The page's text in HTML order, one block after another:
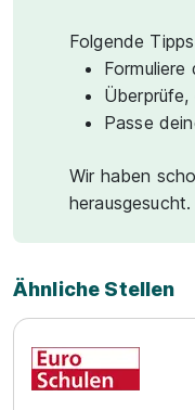
Folgende
Passe
Wir haben
herausgesucht.
Ähnliche Stellen